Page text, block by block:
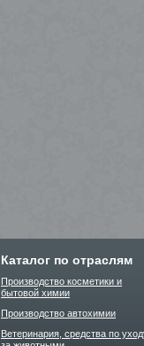
Каталог по отраслям
Производство косметики и
бытовой химии
Производство автохимии
Ветеринария, средства по